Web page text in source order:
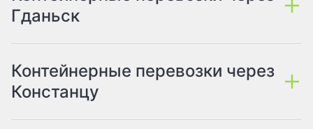
Гданьск
Контейнерные перевозки через
Констанцу